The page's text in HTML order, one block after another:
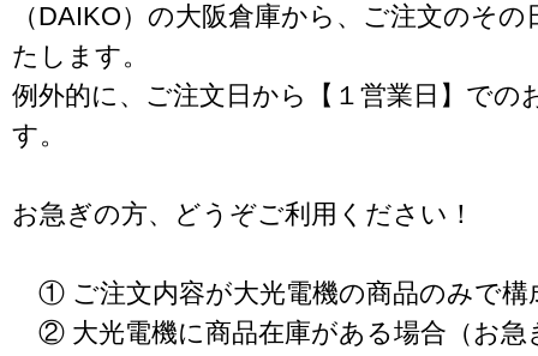
（DAIKO）の大阪倉庫から、ご注文のそ
たします。
例外的に、ご注文日から【１営業日】での
す。
お急ぎの方、どうぞご利用ください！
① ご注文内容が大光電機の商品のみで構
② 大光電機に商品在庫がある場合（お急